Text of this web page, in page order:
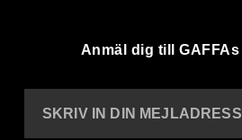
Anmäl dig till GAFFAs
SKRIV IN DIN MEJLADRESS